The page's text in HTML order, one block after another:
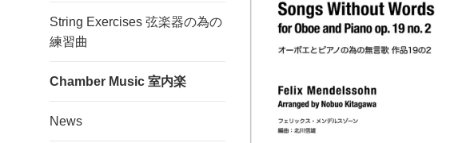
String Exercises 弦楽器の為の
練習曲
Chamber Music 室内楽
News